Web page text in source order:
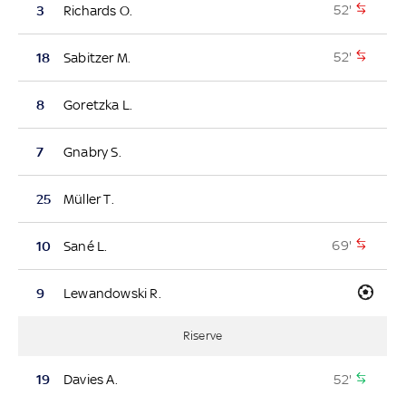
3 Richards O. 52'
18 Sabitzer M. 52'
8 Goretzka L.
7 Gnabry S.
25 Müller T.
10 Sané L. 69'
9 Lewandowski R.
Riserve
19 Davies A. 52'